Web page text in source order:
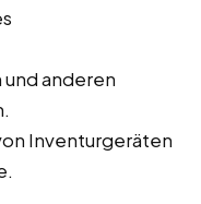
anderen
Inventurgeräten